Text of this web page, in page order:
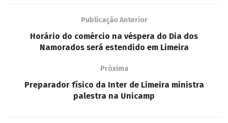
Publicação Anterior
Horário do comércio na véspera do Dia dos
Namorados será estendido em Limeira
Próxima
Preparador físico da Inter de Limeira ministra
palestra na Unicamp